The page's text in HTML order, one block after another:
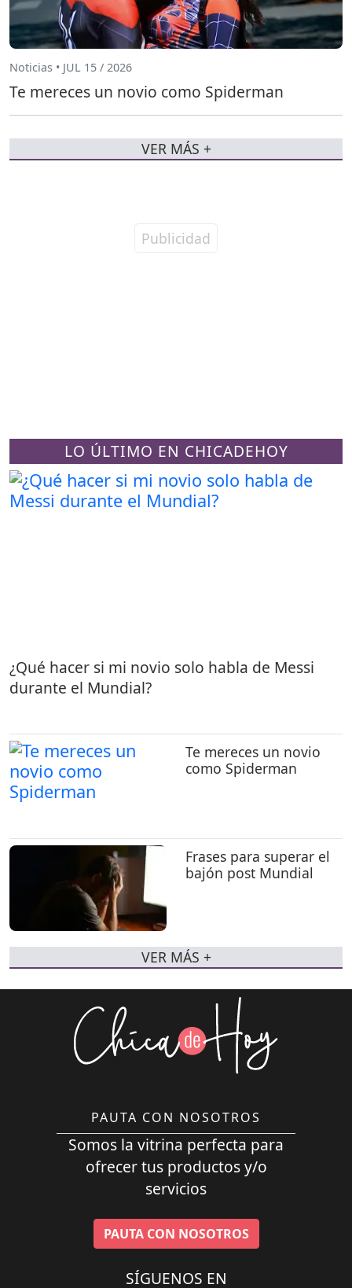
LO ÚLTIMO EN CHICADEHOY
¿Qué hacer si mi novio solo habla de Messi
durante el Mundial?
Te mereces un novio
como Spiderman
Frases para superar el
bajón post Mundial
VER MÁS +
Noticias • JUL 15 / 2026
Te mereces un novio como Spiderman
VER MÁS +
PAUTA CON NOSOTROS
Somos la vitrina perfecta para
ofrecer tus productos y/o
servicios
PAUTA CON NOSOTROS
SÍGUENOS EN